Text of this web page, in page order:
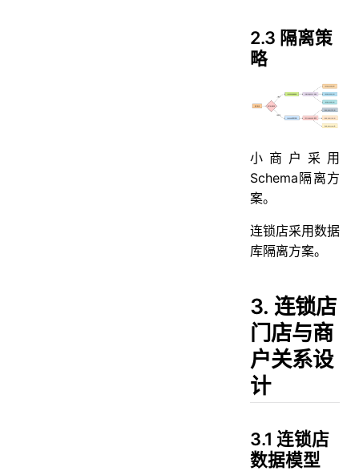
2.3 隔离策
略
小商户采用
Schema隔离方
案。
连锁店采用数据
库隔离方案。
3. 连锁店
门店与商
户关系设
计
3.1 连锁店
数据模型